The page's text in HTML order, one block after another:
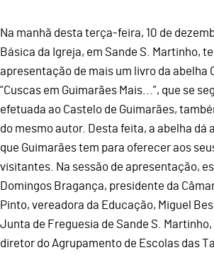
Na manhã desta terça-feira, 10 de
Básica da Igreja, em Sande S. Martinho,
apresentação de mais um livro da abelha
“Cuscas em Guimarães Mais...”, que se
efetuada ao Castelo de Guimarães,
do mesmo autor. Desta feita, a abelha dá
que Guimarães tem para oferecer aos
visitantes. Na sessão de apresentação,
Domingos Bragança, presidente da
Pinto, vereadora da Educação, Miguel
Junta de Freguesia de Sande S.
diretor do Agrupamento de Escolas das